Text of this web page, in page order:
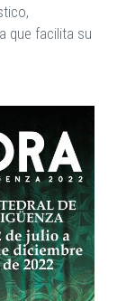
que facilita su